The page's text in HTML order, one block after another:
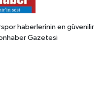
haberlerinin en güvenilir
Gazetesi